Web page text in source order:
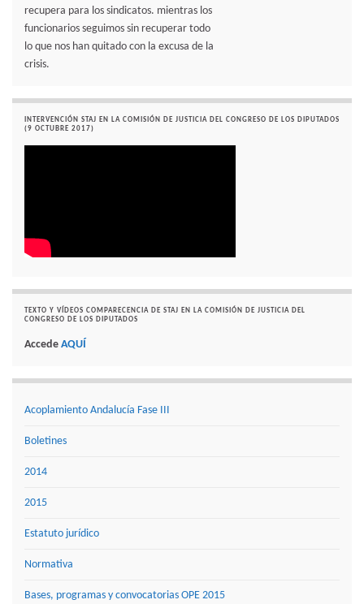
recupera para los sindicatos. mientras los
funcionarios seguimos sin recuperar todo
lo que nos han quitado con la excusa de la
crisis.
INTERVENCIÓN STAJ EN LA COMISIÓN DE JUSTICIA DEL CONGRESO DE LOS DIPUTADOS
(9 OCTUBRE 2017)
TEXTO Y VÍDEOS COMPARECENCIA DE STAJ EN LA COMISIÓN DE JUSTICIA DEL
CONGRESO DE LOS DIPUTADOS
Accede AQUÍ
Acoplamiento Andalucía Fase III
Boletines
2014
2015
Estatuto jurídico
Normativa
Bases, programas y convocatorias OPE 2015